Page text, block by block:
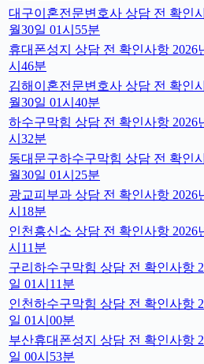
대구이혼전문변호사 상담 전 확인
월30일 01시55분
휴대폰성지 상담 전 확인사항 2026
시46분
김해이혼전문변호사 상담 전 확인
월30일 01시40분
하수구막힘 상담 전 확인사항 2026
시32분
동대문구하수구막힘 상담 전 확인
월30일 01시25분
광교피부과 상담 전 확인사항 2026
시18분
인천흥신소 상담 전 확인사항 2026
시11분
구리하수구막힘 상담 전 확인사항
일 01시11분
인천하수구막힘 상담 전 확인사항
일 01시00분
부산휴대폰성지 상담 전 확인사항
일 00시53분